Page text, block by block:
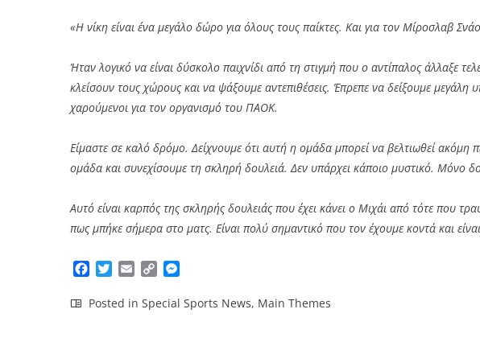
«Η νίκη είναι ένα μεγάλο δώρο για όλους τους παίκτες. Και για τον Μίροσλαβ
Ήταν λογικό να είναι δύσκολο παιχνίδι από τη στιγμή που ο αντίπαλος άλλαξε
κλείσουν τους χώρους και να ψάξουμε αντεπιθέσεις. Έπρεπε να δείξουμε
χαρούμενοι για τον οργανισμό του ΠΑΟΚ.
Είμαστε σε καλό δρόμο. Δείχνουμε ότι αυτή η ομάδα μπορεί να βελτιωθεί ακόμη
ομάδα και συνεχίσουμε τη σκληρή δουλειά. Δεν υπάρχει κάποιο μυστικό. Μόνο
Αυτό είναι καρπός της σκληρής δουλειάς που έχει κάνει o Μιχάι από τότε που
πως μπήκε σήμερα στο ματς. Είναι πολύ σημαντικό που τον έχουμε κοντά και
Facebook
TwitterEmailCopy
Posted in Special Sports News, Main Themes